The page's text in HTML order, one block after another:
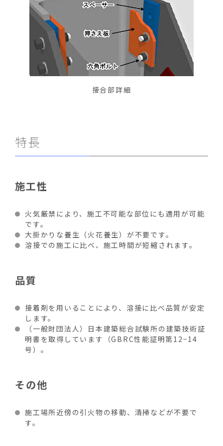
接合部詳細
特長
施工性
火気厳禁により、施工不可能な部位にも適用が可能
です。
大掛かりな養生（火花養生）が不要です。
溶接での施工に比べ、施工時間が短縮されます。
品質
接着剤を用いることにより、溶接に比べ品質が安定
します。
（一般財団法人）日本建築総合試験所の建築技術証
明書を取得しています（GBRC性能証明第12−14
号）。
その他
施工場所近傍の引火物の移動、清掃などが不要で
す。